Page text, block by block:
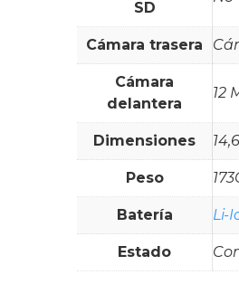
SD
Cámara trasera
Cámara
delantera
12
Dimensiones
Peso
Batería Li-
Estado